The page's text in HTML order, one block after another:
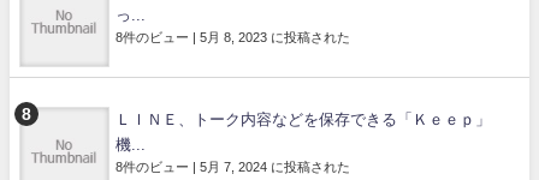
っ...
8件のビュー 5月 8, 2023 に投稿された
ＬＩＮＥ、トーク内容などを保存できる「Ｋｅｅｐ」
機...
8件のビュー 5月 7, 2024 に投稿された